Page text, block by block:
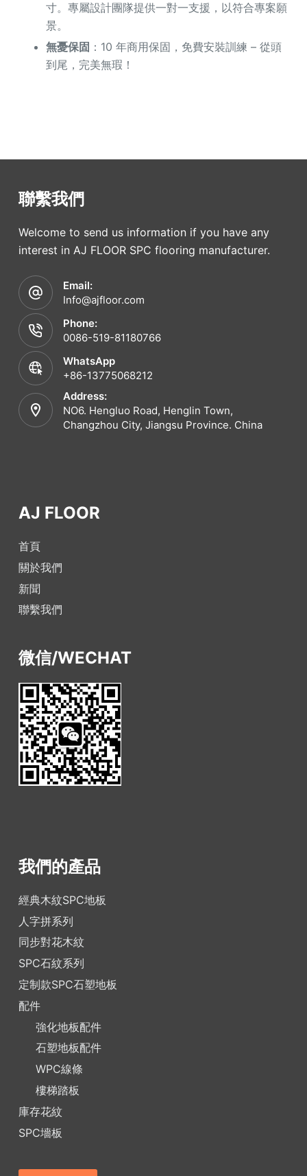
寸。專屬設計團隊提供一對一支援，以符合專案願
景。
無憂保固 ：10 年商用保固，免費安裝訓練 – 從頭
到尾，完美無瑕！
聯繫我們
Welcome to send us information if you have any
interest in AJ FLOOR SPC flooring manufacturer.
Email:
Info@ajfloor.com
Phone:
0086-519-81180766
WhatsApp
+86-13775068212
Address:
NO6. Hengluo Road, Henglin Town,
Changzhou City, Jiangsu Province. China
AJ FLOOR
首頁
關於我們
新聞
聯繫我們
微信/WECHAT
我們的產品
經典木紋SPC地板
人字拼系列
同步對花木紋
SPC石紋系列
定制款SPC石塑地板
配件
強化地板配件
石塑地板配件
WPC線條
樓梯踏板
庫存花紋
SPC墻板